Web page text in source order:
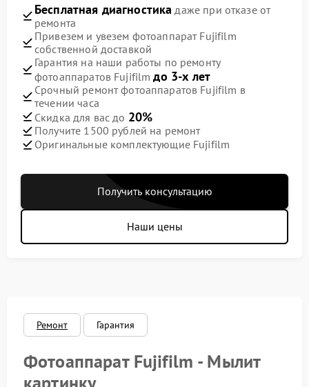
Бесплатная диагностика даже при отказе от
ремонта
Привезем и увезем фотоаппарат Fujifilm
собственной доставкой
Гарантия на наши работы по ремонту
фотоаппаратов Fujifilmдо 3-х лет
Срочный ремонт фотоаппаратов Fujifilm в
течении часа
Скидка для вас до 20%
Получите 1500 рублей на ремонт
Оригинальные комплектующие Fujifilm
Получить консультацию
Наши цены
Ремонт Гарантия
Фотоаппарат Fujifilm - Мылит
картинку